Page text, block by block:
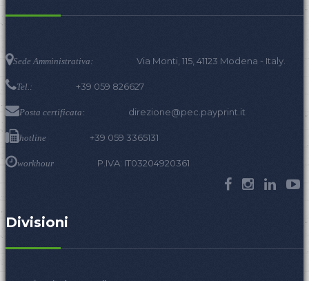
Sede Amministrativa: Via Monti, 115, 41123 Modena - Italy.
Tel.: +39 059 826627
Posta certificata: direzione@pec.payprint.it
hotline +39 059 3365131
workhour P.IVA: IT03204920361
Divisioni